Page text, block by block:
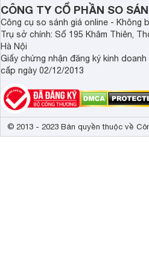
CÔNG TY CỔ PHẦN SO
Công cụ so sánh giá online - Không
Trụ sở chính: Số 195 Khâm Thiên,
Hà Nội
Giấy chứng nhận đăng ký kinh doanh
cấp ngày 02/12/2013
© 2013 - 2023 Bản quyền thuộc về